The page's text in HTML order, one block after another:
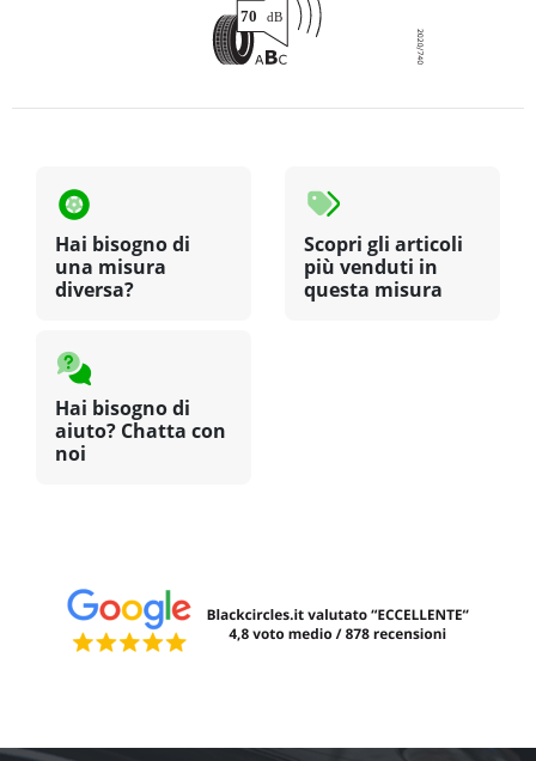
Hai bisogno di
una misura
diversa?
Scopri gli articoli
più venduti in
questa misura
Hai bisogno di
aiuto? Chatta con
noi